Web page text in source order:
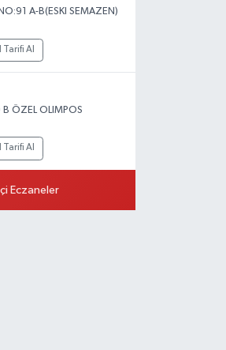
A-B(ESKI SEMAZEN)
Tarifi Al
ÖZEL OLIMPOS
Tarifi Al
Eczaneler